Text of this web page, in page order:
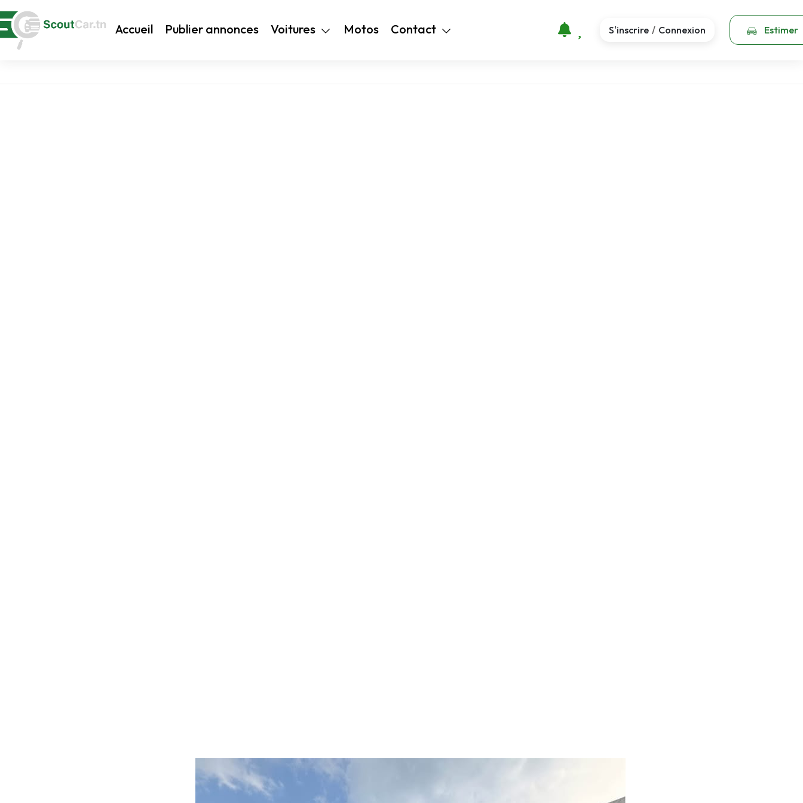
Accueil Publier annonces Voitures Motos Contact S'inscrire Connexion Estimer